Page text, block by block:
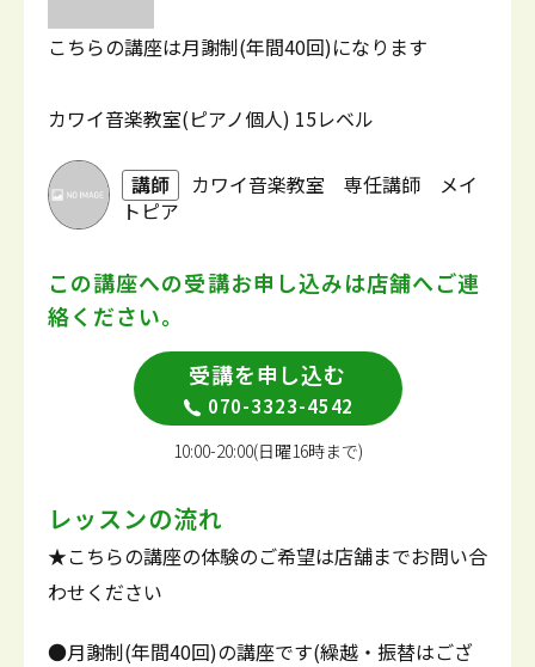
こちらの講座は月謝制(年間40回)になります
カワイ音楽教室(ピアノ個人) 15レベル
講師
カワイ音楽教室 専任講師 メイ
トピア
この講座への受講お申し込みは店舗へご連
絡ください。
受講を申し込む
070-3323-4542
10:00-20:00(日曜16時まで)
レッスンの流れ
★こちらの講座の体験のご希望は店舗までお問い合
わせください
●月謝制(年間40回)の講座です(繰越・振替はござ